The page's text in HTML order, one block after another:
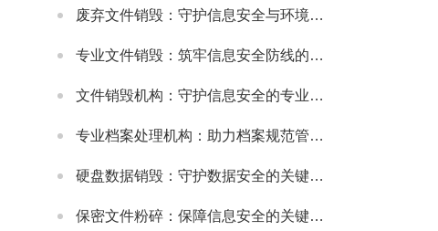
废弃文件销毁：守护信息安全与环境的重要环节
专业文件销毁：筑牢信息安全防线的关键环节
文件销毁机构：守护信息安全的专业服务选择
专业档案处理机构：助力档案规范管理与安全保障
硬盘数据销毁：守护数据安全的关键环节
保密文件粉碎：保障信息安全的关键步骤